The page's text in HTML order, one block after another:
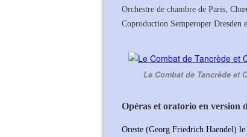
Orchestre de chambre de Paris,
Coproduction Semperoper Dresden
Le Combat de Tancrède et
Opéras et oratorio en version
Oreste (Georg Friedrich Haendel)